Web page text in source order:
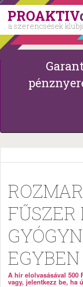
PROAKTIV
a szerencsések
FŰSZER
EGYBEN
A hír elolvasásával 500
vagy, jelentkezz be, ha